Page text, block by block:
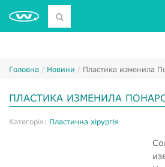
Головна Новини Пластика изменила
ПЛАСТИКА ИЗМЕНИЛА
Категорія: Пластична хірургія